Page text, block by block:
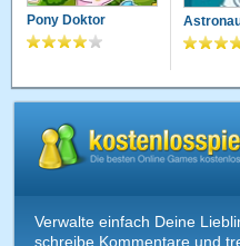
Pony Doktor
Verwalte einfach Deine
schreibe Kommentare und